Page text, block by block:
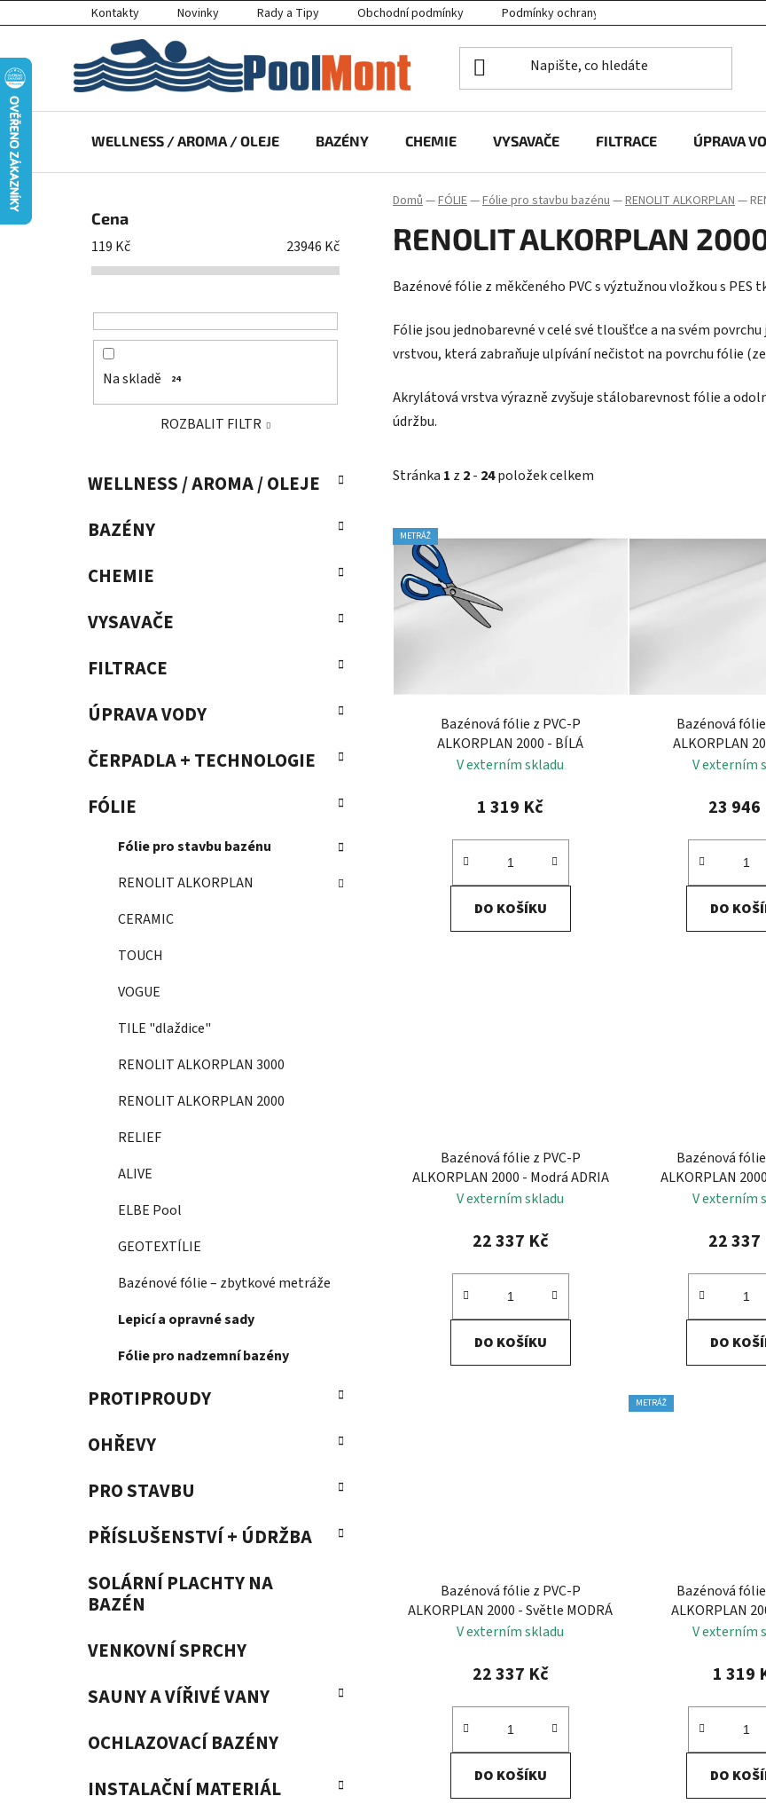
na
Kontakty Novinky Rady a Tipy Obchodní podmínky Podmínky ochrany osobních údajů
WELLNESS / AROMA / OLEJE BAZÉNY CHEMIE VYSAVAČE FILTRACE ÚPRAVA
Cena
119 Kč 23946 Kč
Na skladě 24
ROZBALIT FILTR
kategorie
WELLNESS / AROMA / OLEJE
BAZÉNY
CHEMIE
VYSAVAČE
FILTRACE
ÚPRAVA VODY
ČERPADLA + TECHNOLOGIE
FÓLIE
Fólie pro stavbu bazénu
RENOLIT ALKORPLAN
CERAMIC
TOUCH
VOGUE
TILE "dlaždice"
RENOLIT ALKORPLAN 3000
RENOLIT ALKORPLAN 2000
RELIEF
ALIVE
ELBE Pool
GEOTEXTÍLIE
Bazénové fólie – zbytkové metráže
Lepicí a opravné sady
Fólie pro nadzemní bazény
PROTIPROUDY
OHŘEVY
PRO STAVBU
PŘÍSLUŠENSTVÍ + ÚDRŽBA
SOLÁRNÍ PLACHTY NA
BAZÉN
VENKOVNÍ SPRCHY
SAUNY A VÍŘIVÉ VANY
OCHLAZOVACÍ BAZÉNY
INSTALAČNÍ MATERIÁL
Domů—FÓLIE—Fólie pro stavbu bazénu—RENOLIT ALKORPLAN—
RENOLIT ALKORPLAN
Bazénové fólie z měkčeného PVC s výztužnou vložkou s
Fólie jsou jednobarevné v celé své tloušťce a na svém
vrstvou, která zabraňuje ulpívání nečistot na povrchu fólie
Akrylátová vrstva výrazně zvyšuje stálobarevnost fólie a
údržbu.
Stránka 1 z 2- 24položek celkem
V
ý
p
o
METRÁŽ
Bazénová fólie z PVC-P
ALKORPLAN 2000 - BÍLÁ
V externím skladu
1 319 Kč
DO KOŠÍKU
Bazénová
ALKORPLAN
V externím
23 946
DO
Bazénová fólie z PVC-P
ALKORPLAN 2000 - Modrá ADRIA
V externím skladu
22 337 Kč
DO KOŠÍKU
Bazénová
ALKORPLAN
V externím
22 337
DO
Bazénová fólie z PVC-P
ALKORPLAN 2000 - Světle MODRÁ
V externím skladu
22 337 Kč
DO KOŠÍKU
METRÁŽ
Bazénová
ALKORPLAN
V externím
1 319
DO